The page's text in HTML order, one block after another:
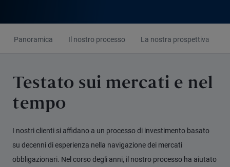
Panoramica Il nostro processo La nostra prospettiva
Testato sui mercati e nel
tempo
I nostri clienti si affidano a un processo di investimento basato
su decenni di esperienza nella navigazione dei mercati
obbligazionari. Nel corso degli anni, il nostro processo ha aiutato